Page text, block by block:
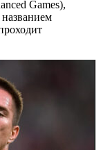
Games),